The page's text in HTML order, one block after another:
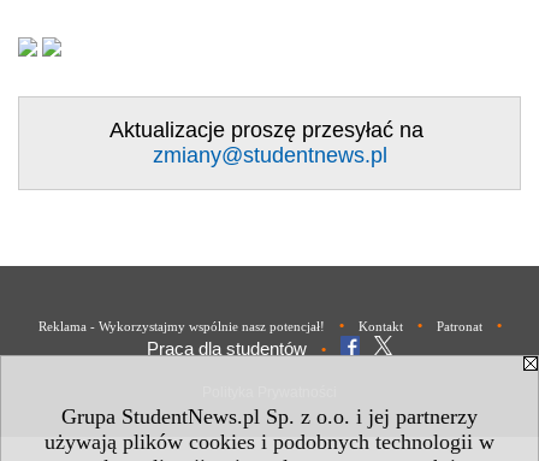
Grupa StudentNews.pl Sp. z o.o. i jej partnerzy
używają plików cookies i podobnych technologii w
Aktualizacje proszę przesyłać na
zmiany@studentnews.pl
Reklama - Wykorzystajmy wspólnie nasz potencjał! • Kontakt • Patronat •
Praca dla studentów •